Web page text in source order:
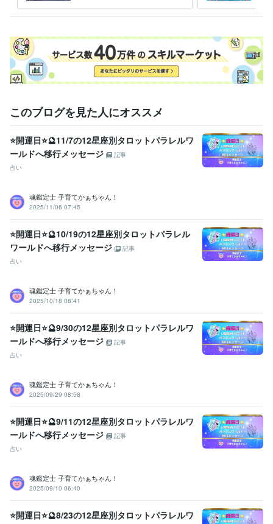
返信させていただきまして
させていただきます❤️
ご納得いただけましたら
サービスのご購入のお手続きを
お願いいたします(*^^*)
ご相談や鑑定を
お受けいただいた後に
感じていただけますよう
鑑定書を作成しております。
福祉住環境コーディネーター2級
福祉用具専門相談員
得意分野
悩み相談・カウンセリング 【複数占術による解決策】 【親子鑑定】
【魂の気質から読み解く不登校の悩み相談】
【ママへの♡パラレル
シフトメッセージ】
子育ての悩み
占い 【魂の気質から読み解く宝物(才能)鑑定】
ためのお手伝い♡♪】
悩み相談 子育ての悩み 仕事 家族の悩み
めに
このブログを見た人にオススメ
⭐開運日⭐🔮11/7の12星座別タロットパラレルワ
ールドへ移行メッセージ
記事
占い
魂鑑定士 子育てかぁちゃん！
2025/11/06 07:45
⭐開運日⭐🔮10/19の12星座別タロットパラレル
ワールドへ移行メッセージ
記事
占い
魂鑑定士 子育てかぁちゃん！
2025/10/18 08:41
⭐開運日⭐🔮9/30の12星座別タロットパラレルワ
ールドへ移行メッセージ
記事
占い
魂鑑定士 子育てかぁちゃん！
2025/09/29 08:58
⭐開運日⭐🔮9/11の12星座別タロットパラレルワ
ールドへ移行メッセージ
記事
占い
魂鑑定士 子育てかぁちゃん！
2025/09/10 06:40
⭐開運日⭐🔮8/23の12星座別タロットパラレルワ